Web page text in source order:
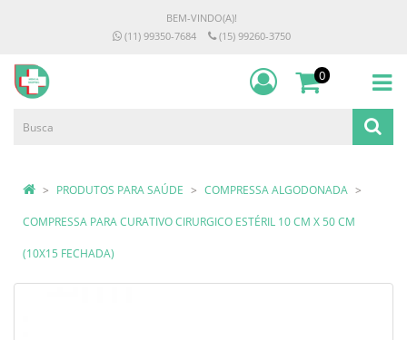
BEM-VINDO(A)!
(11) 99350-7684
(15) 99260-3750
0
PRODUTOS PARA SAÚDE COMPRESSA ALGODONADA
COMPRESSA PARA CURATIVO CIRURGICO ESTÉRIL 10 CM X 50 CM
(10X15 FECHADA)